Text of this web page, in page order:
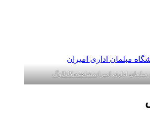
مبلمان اداری امیرانمشاهده کاتالوگ